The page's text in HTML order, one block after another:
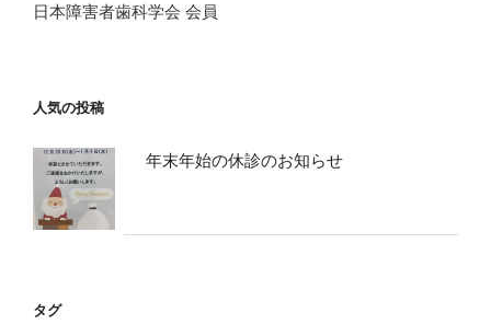
日本障害者歯科学会 会員
人気の投稿
年末年始の休診のお知らせ
タグ